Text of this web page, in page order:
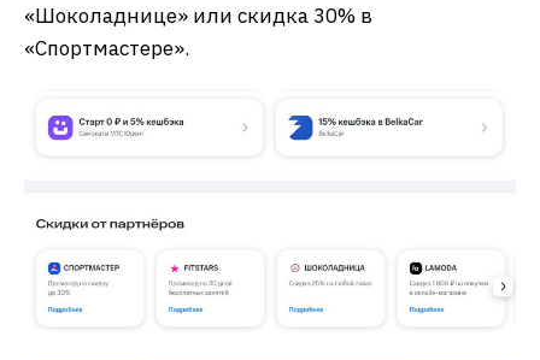
«Шоколаднице» или скидка 30% в
«Спортмастере».